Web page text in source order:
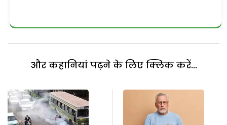
और कहानियां पढ़ने के लिए क्लिक करें...